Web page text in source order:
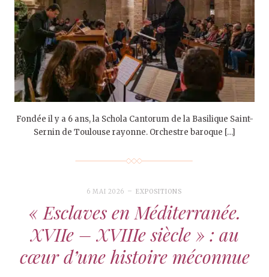
Fondée il y a 6 ans, la Schola Cantorum de la Basilique Saint-
Sernin de Toulouse rayonne. Orchestre baroque […]
6 MAI 2026 EXPOSITIONS
« Esclaves en Méditerranée.
XVIIe – XVIIIe siècle » : au
cœur d’une histoire méconnue